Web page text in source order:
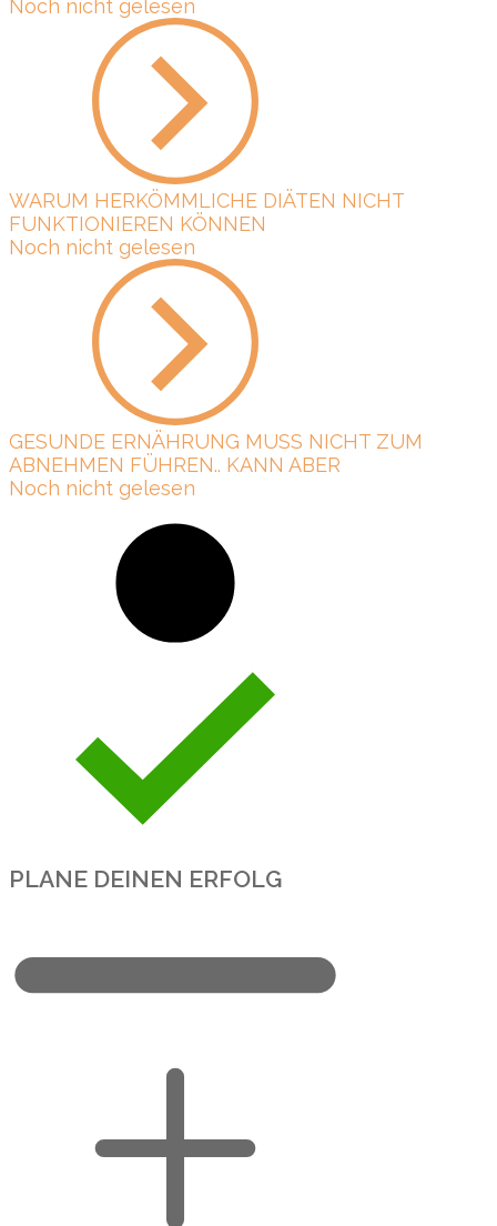
Noch nicht gelesen
WARUM HERKÖMMLICHE DIÄTEN NICHT
FUNKTIONIEREN KÖNNEN
Noch nicht gelesen
GESUNDE ERNÄHRUNG MUSS NICHT ZUM
ABNEHMEN FÜHREN.. KANN ABER
Noch nicht gelesen
PLANE DEINEN ERFOLG